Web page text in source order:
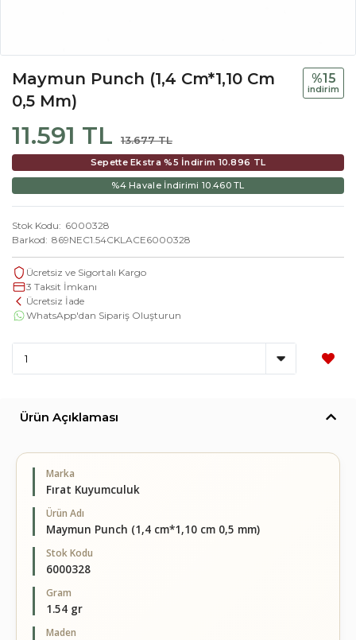
Maymun Punch (1,4 Cm*1,10 Cm
0,5 Mm)
11.591 TL 13.677 TL
%15
i̇ndi̇ri̇m
Sepette Ekstra %5 İndirim 10.896 TL
%4 Havale İndirimi 10.460 TL
Stok Kodu
6000328
Barkod 869NEC1.54CKLACE6000328
Ücretsiz ve Sigortalı Kargo
3 Taksit İmkanı
Ücretsiz İade
WhatsApp'dan Sipariş Oluşturun
Ürün Açıklaması
Marka
Fırat Kuyumculuk
Ürün Adı
Maymun Punch (1,4 cm*1,10 cm 0,5 mm)
Stok Kodu
6000328
Gram
1.54 gr
Maden